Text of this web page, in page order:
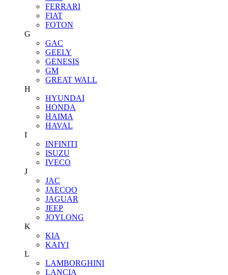
FERRARI
FIAT
FOTON
G
GAC
GEELY
GENESIS
GM
GREAT WALL
H
HYUNDAI
HONDA
HAIMA
HAVAL
I
INFINITI
ISUZU
IVECO
J
JAC
JAECOO
JAGUAR
JEEP
JOYLONG
K
KIA
KAIYI
L
LAMBORGHINI
LANCIA